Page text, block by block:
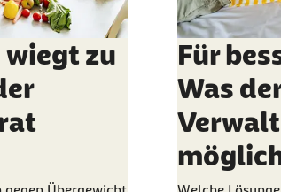
wiegt zu
Für
Was